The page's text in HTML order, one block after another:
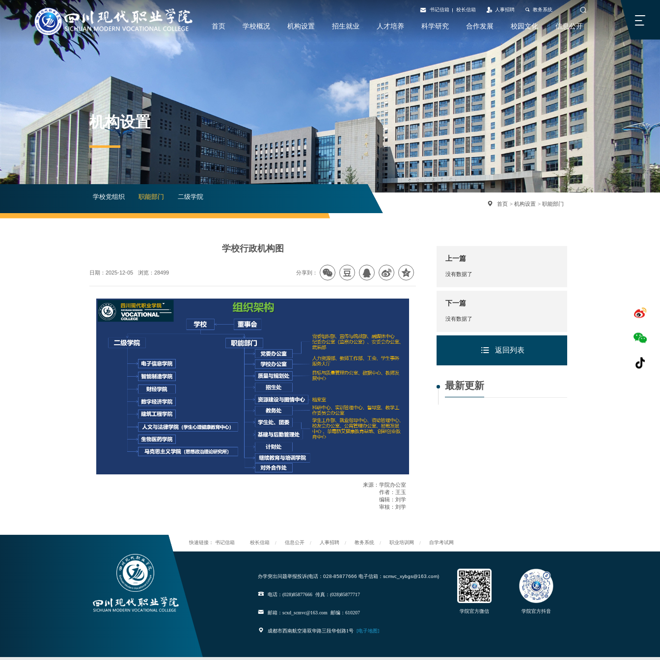
书记信箱 校长信箱 人事招聘 教务系统
请输入您要搜索的内容：
搜索
首页 学校概况 机构设置 招生就业 人才培养 科学研究 合作发展 校园文化 信息公开
机构设置
学校党组织 职能部门 二级学院
首页 机构设置 职能部门
学校行政机构图
日期：2025-12-05 浏览： 28499 分享到：
来源：学院办公室
作者：王玉
编辑：刘学
审核：刘学
上一篇
没有数据了
下一篇
没有数据了
返回列表
最新更新
快速链接： 书记信箱 校长信箱 信息公开 人事招聘 教务系统 职业培训网 自学考试网
办学突出问题举报投诉(电话：028-85877666 电子信箱：scmvc_xybgs@163.com)
电话：(028)85877666 传真：(028)85877717
邮箱：scxd_scmvc@163.com 邮编：610207
成都市西南航空港双华路三段华创路1号 [电子地图]
学院官方微信 学院官方抖音